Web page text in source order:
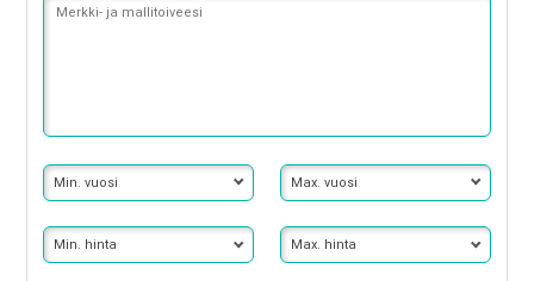
mallitoiveesi
vuosi
vuosi
hinta
hinta